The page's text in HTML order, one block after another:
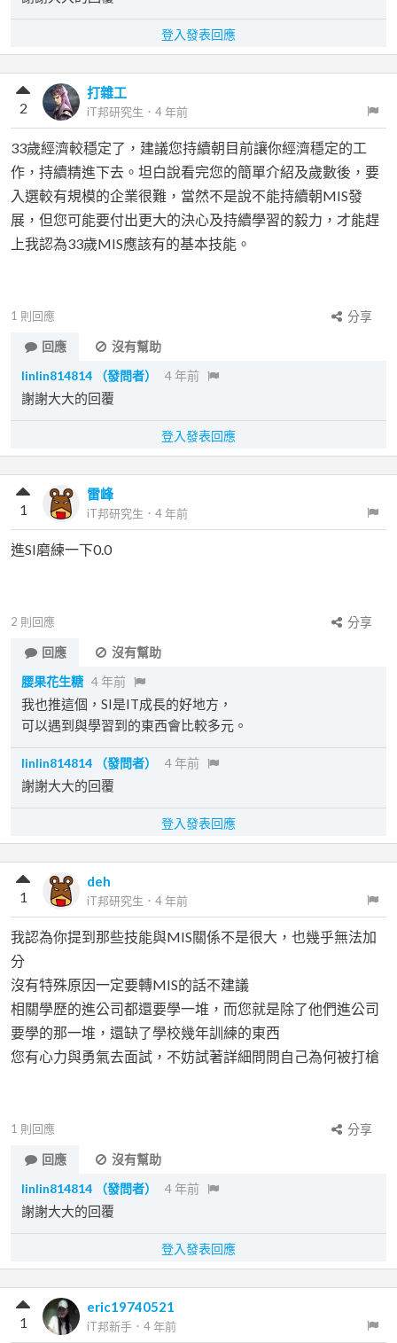
登入發表回應
打雜工
iT邦研究生 ． 4 年前
2
33歲經濟較穩定了，建議您持續朝目前讓你經濟穩定的工
作，持續精進下去。坦白說看完您的簡單介紹及歲數後，要
入選較有規模的企業很難，當然不是說不能持續朝MIS發
展，但您可能要付出更大的決心及持續學習的毅力，才能趕
上我認為33歲MIS應該有的基本技能。
1 則回應
分享
回應
沒有幫助
linlin814814
（發問者） 4 年前
謝謝大大的回覆
登入發表回應
雷峰
iT邦研究生 ． 4 年前
1
進SI磨練一下0.0
2 則回應
分享
回應
沒有幫助
腰果花生糖 4 年前
我也推這個，SI是IT成長的好地方，
可以遇到與學習到的東西會比較多元。
linlin814814 （發問者） 4 年前
謝謝大大的回覆
登入發表回應
deh
iT邦研究生 ． 4 年前
1
我認為你提到那些技能與MIS關係不是很大，也幾乎無法加
分
沒有特殊原因一定要轉MIS的話不建議
相關學歷的進公司都還要學一堆，而您就是除了他們進公司
要學的那一堆，還缺了學校幾年訓練的東西
您有心力與勇氣去面試，不妨試著詳細問問自己為何被打槍
1 則回應
分享
回應
沒有幫助
linlin814814
（發問者） 4 年前
謝謝大大的回覆
登入發表回應
eric19740521
iT邦新手 ． 4 年前
1